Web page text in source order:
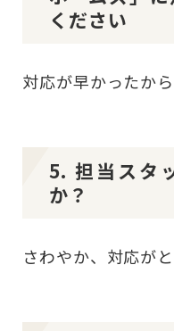
ください
対応が早かったから
5. 担当スタ
か？
さわやか、対応が